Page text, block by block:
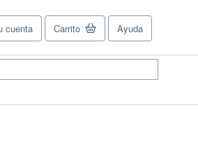
cuenta Carrito Ayuda